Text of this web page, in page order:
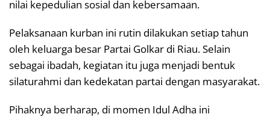
nilai kepedulian sosial dan kebersamaan.
Pelaksanaan kurban ini rutin dilakukan setiap tahun
oleh keluarga besar Partai Golkar di Riau. Selain
sebagai ibadah, kegiatan itu juga menjadi bentuk
silaturahmi dan kedekatan partai dengan masyarakat.
Pihaknya berharap, di momen Idul Adha ini